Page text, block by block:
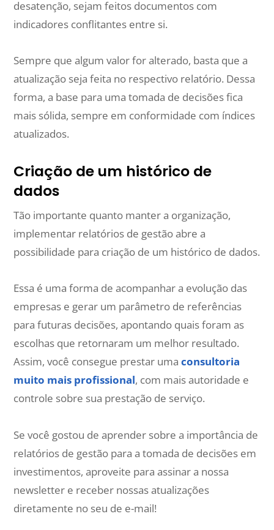
desatenção, sejam feitos documentos com
indicadores conflitantes entre si.
Sempre que algum valor for alterado, basta que a
atualização seja feita no respectivo relatório. Dessa
forma, a base para uma tomada de decisões fica
mais sólida, sempre em conformidade com índices
atualizados.
Criação de um histórico de
dados
Tão importante quanto manter a organização,
implementar relatórios de gestão abre a
possibilidade para criação de um histórico de dados.
Essa é uma forma de acompanhar a evolução das
empresas e gerar um parâmetro de referências
para futuras decisões, apontando quais foram as
escolhas que retornaram um melhor resultado.
Assim, você consegue prestar umaconsultoria
muito mais profissional, com mais autoridade e
controle sobre sua prestação de serviço.
Se você gostou de aprender sobre a importância de
relatórios de gestão para a tomada de decisões em
investimentos, aproveite para assinar a nossa
newsletter e receber nossas atualizações
diretamente no seu de e-mail!